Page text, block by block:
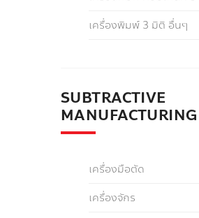
เครื่องพิมพ์ 3 มิติ อื่นๆ
SUBTRACTIVE
MANUFACTURING
เครื่องมือตัด
เครื่องจักร